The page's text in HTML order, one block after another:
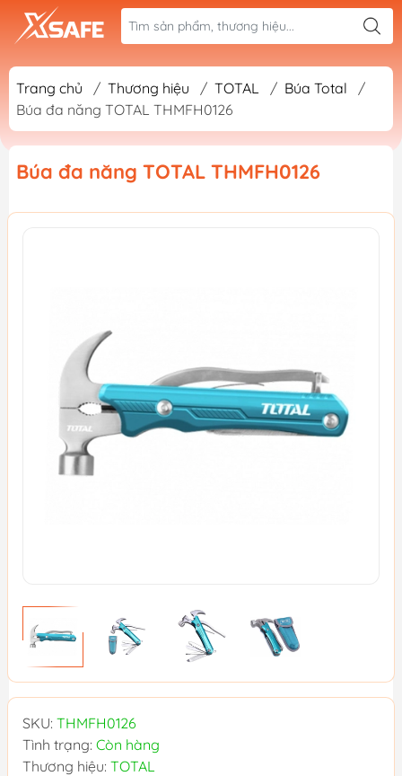
Trang chủ / Thương hiệu / TOTAL / Búa Total
/
Búa đa năng TOTAL THMFH0126
Búa đa năng TOTAL THMFH0126
SKU: THMFH0126
Tình trạng: Còn hàng
Thương hiệu: TOTAL